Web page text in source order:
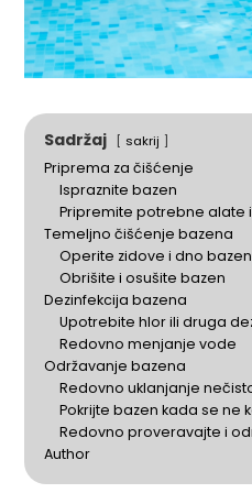
Sadržaj sakrij
Priprema za čišćenje
Ispraznite bazen
Pripremite potrebne alate
Temeljno čišćenje bazena
Operite zidove i dno
Obrišite i osušite bazen
Dezinfekcija bazena
Upotrebite hlor ili druga
Redovno menjanje vode
Održavanje bazena
Redovno uklanjanje
Pokrijte bazen kada se ne
Redovno proveravajte i
Author